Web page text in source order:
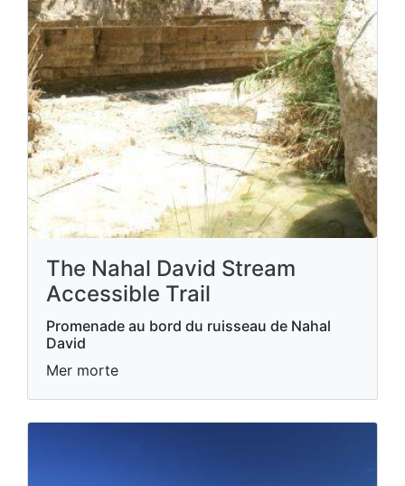
The Nahal David Stream
Accessible Trail
Promenade au bord du ruisseau de Nahal
David
Mer morte